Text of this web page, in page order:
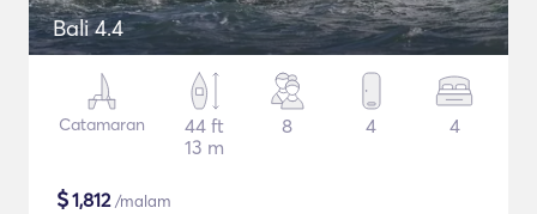
Bali 4.4
Catamaran
44 ft
13 m
8 4 4
$1,812/malam